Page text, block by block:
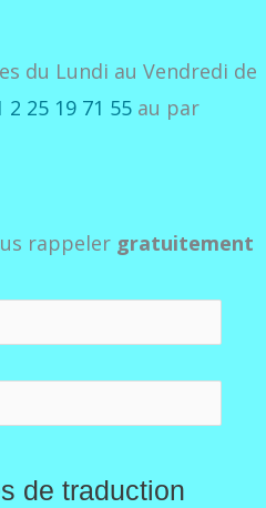
du Lundi au Vendredi de
2 25 19 71 55 au par
rappeler gratuitement
de traduction